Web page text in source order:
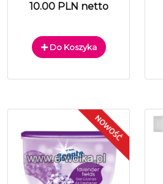
10.00 PLN netto
Do Koszyka